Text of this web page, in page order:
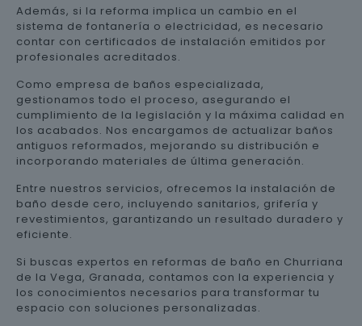
Además, si la reforma implica un cambio en el
sistema de fontanería o electricidad, es necesario
contar con certificados de instalación emitidos por
profesionales acreditados.
Como empresa de baños especializada,
gestionamos todo el proceso, asegurando el
cumplimiento de la legislación y la máxima calidad en
los acabados. Nos encargamos de actualizar baños
antiguos reformados, mejorando su distribución e
incorporando materiales de última generación.
Entre nuestros servicios, ofrecemos la instalación de
baño desde cero, incluyendo sanitarios, grifería y
revestimientos, garantizando un resultado duradero y
eficiente.
Si buscas expertos en reformas de baño en Churriana
de la Vega, Granada, contamos con la experiencia y
los conocimientos necesarios para transformar tu
espacio con soluciones personalizadas.